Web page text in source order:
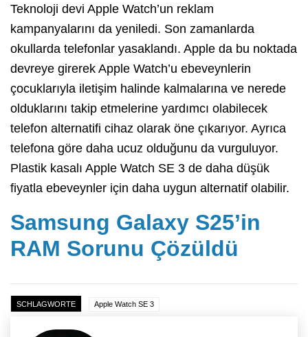
Teknoloji devi Apple Watch’un reklam
kampanyalarını da yeniledi. Son zamanlarda
okullarda telefonlar yasaklandı. Apple da bu noktada
devreye girerek Apple Watch’u ebeveynlerin
çocuklarıyla iletişim halinde kalmalarına ve nerede
olduklarını takip etmelerine yardımcı olabilecek
telefon alternatifi cihaz olarak öne çıkarıyor. Ayrıca
telefona göre daha ucuz olduğunu da vurguluyor.
Plastik kasalı Apple Watch SE 3 de daha düşük
fiyatla ebeveynler için daha uygun alternatif olabilir.
Samsung Galaxy S25’in
RAM Sorunu Çözüldü
SCHLAGWORTE Apple Watch SE 3